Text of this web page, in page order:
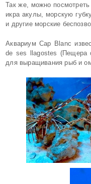
Так же, можно
икра акулы, морскую
и другие морские
Аквариум Cap Blanc
de ses llagostes (Пещера
для выращивания рыб и